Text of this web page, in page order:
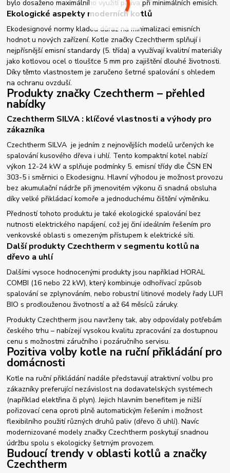
bylo dosaženo maximálního využití paliva při minimálních emisích.
Ekologické aspekty moderních kotlů
Ekodesignové normy kladou důraz na minimalizaci emisních
hodnot u nových zařízení. Kotle značky Czechtherm splňují i
nejpřísnější emisní standardy (5. třída) a využívají kvalitní materiály
jako kotlovou ocel o tloušťce 5 mm pro zajištění dlouhé životnosti.
Díky těmto vlastnostem je zaručeno šetrné spalování s ohledem
na ochranu ovzduší.
Produkty značky Czechtherm – přehled
nabídky
Czechtherm SILVA : klíčové vlastnosti a výhody pro
zákazníka
Czechtherm SILVA je jedním z nejnovějších modelů určených ke
spalování kusového dřeva i uhlí. Tento kompaktní kotel nabízí
výkon 12-24 kW a splňuje podmínky 5. emisní třídy dle ČSN EN
303-5 i směrnici o Ekodesignu. Hlavní výhodou je možnost provozu
bez akumulační nádrže při jmenovitém výkonu či snadná obsluha
díky velké přikládací komoře a jednoduchému čištění výměníku.
Předností tohoto produktu je také ekologické spalování bez
nutnosti elektrického napájení, což jej činí ideálním řešením pro
venkovské oblasti s omezeným přístupem k elektrické síti.
Další produkty Czechtherm v segmentu kotlů na
dřevo a uhlí
Dalšími vysoce hodnocenými produkty jsou například HORAL
COMBI (16 nebo 22 kW), který kombinuje odhořívací způsob
spalování se zplynováním, nebo robustní litinové modely řady LUFI
BIO s prodlouženou životností a až 64 měsíců záruky.
Produkty Czechtherm jsou navrženy tak, aby odpovídaly potřebám
českého trhu – nabízejí vysokou kvalitu zpracování za dostupnou
cenu s možnostmi záručního i pozáručního servisu.
Pozitiva volby kotle na ruční přikládání pro
domácnosti
Kotle na ruční přikládání nadále představují atraktivní volbu pro
zákazníky preferující nezávislost na dodavatelských systémech
(například elektřina či plyn). Jejich hlavním benefitem je nižší
pořizovací cena oproti plně automatickým řešením i možnost
flexibilního použití různých druhů paliv (dřevo či uhlí). Navíc
modernizované modely značky Czechtherm poskytují snadnou
údržbu spolu s ekologicky šetrným provozem.
Budoucí trendy v oblasti kotlů a značky
Czechtherm